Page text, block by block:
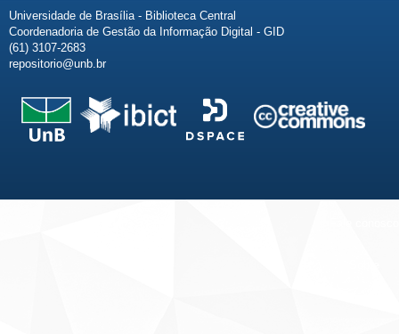
Universidade de Brasília - Biblioteca Central
Coordenadoria de Gestão da Informação Digital - GID
(61) 3107-2683
repositorio@unb.br